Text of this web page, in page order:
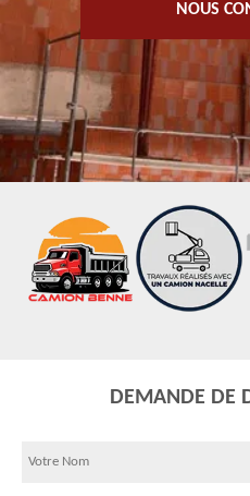
NOUS
DEMANDE DE